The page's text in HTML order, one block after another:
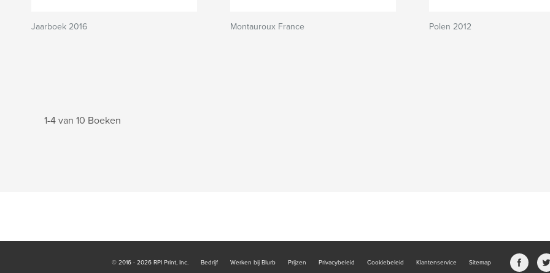
Jaarboek 2016 Montauroux France Polen 2012
1-4 van 10 Boeken
© 2016 - 2026 RPI Print, Inc. Bedrijf Werken bij Blurb Prijzen Privacybeleid Cookiebeleid Klantenservice Sitemap